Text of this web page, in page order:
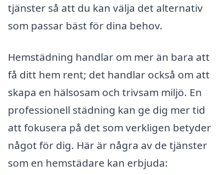
tjänster så att du kan välja det alternativ
som passar bäst för dina behov.
Hemstädning handlar om mer än bara att
få ditt hem rent; det handlar också om att
skapa en hälsosam och trivsam miljö. En
professionell städning kan ge dig mer tid
att fokusera på det som verkligen betyder
något för dig. Här är några av de tjänster
som en hemstädare kan erbjuda: